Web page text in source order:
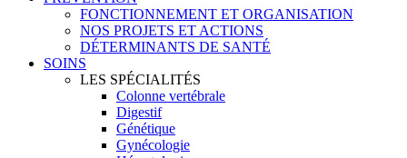
FONCTIONNEMENT ET ORGANISATION
NOS PROJETS ET ACTIONS
DÉTERMINANTS DE SANTÉ
SOINS
LES SPÉCIALITÉS
Colonne vertébrale
Digestif
Génétique
Gynécologie